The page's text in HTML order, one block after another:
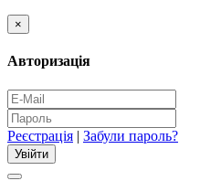
×
Авторизація
Реєстрація | Забули пароль?